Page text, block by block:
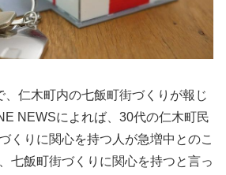
、仁木町内の七飯町街づくりが報じ
NEWSによれば、30代の仁木町民
くりに関心を持つ人が急増中とのこ
七飯町街づくりに関心を持つと言っ